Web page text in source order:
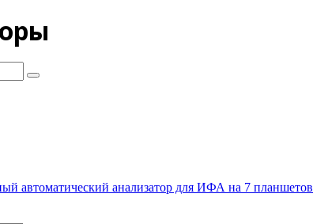
автоматический анализатор для ИФА на 7 планшетов